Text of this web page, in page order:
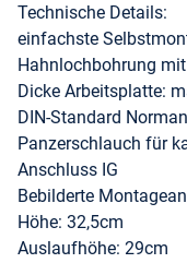
Technische Details:
einfachste
Hahnlochbohrung
Dicke Arbeitsplatte:
DIN-Standard
Panzerschlauch für
Anschluss IG
Bebilderte
Höhe: 32,5cm
Auslaufhöhe: 29cm